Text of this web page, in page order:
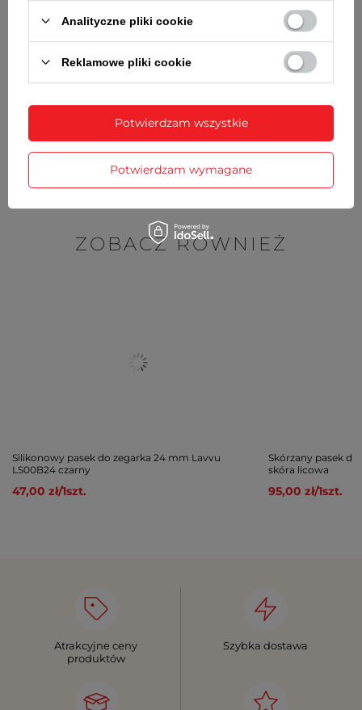
Potrzebujesz pomocy? Masz pytania?
Zadaj pytanie a my odpowiemy
niezwłocznie, najciekawsze pytania i
odpowiedzi publikując dla innych.
Zadaj pytanie
ZOBACZ RÓWNIEŻ
Silikonowy pasek do zegarka 24 mm Lavvu
LS00B24 czarny
47,00 zł/1szt.
Skórzany pasek do
skóra licowa
95,00 zł/1szt.
Atrakcyjne ceny
produktów
Szybka dostawa
Analityczne pliki cookie
Reklamowe pliki cookie
Potwierdzam wymagane
Potwierdzam wszystkie